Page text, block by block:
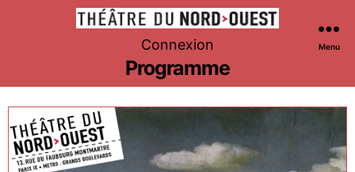
Théâtre
du
Nord-
Ouest
Connexion Menu
Programme